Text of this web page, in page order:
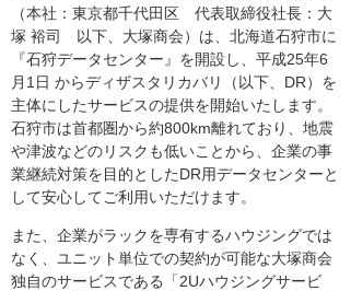
（本社：東京都千代田区 代表取締役社長：大
塚 裕司 以下、大塚商会）は、北海道石狩市に
『石狩データセンター』を開設し、平成25年6
月1日 からディザスタリカバリ（以下、DR）を
主体にしたサービスの提供を開始いたします。
石狩市は首都圏から約800km離れており、地震
や津波などのリスクも低いことから、企業の事
業継続対策を目的としたDR用データセンターと
して安心してご利用いただけます。
また、企業がラックを専有するハウジングでは
なく、ユニット単位での契約が可能な大塚商会
独自のサービスである「2Uハウジングサービ